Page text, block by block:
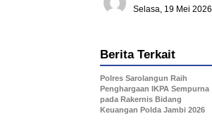
Selasa, 19 Mei 2026
Berita Terkait
Polres Sarolangun Raih
Penghargaan IKPA Sempurna
pada Rakernis Bidang
Keuangan Polda Jambi 2026